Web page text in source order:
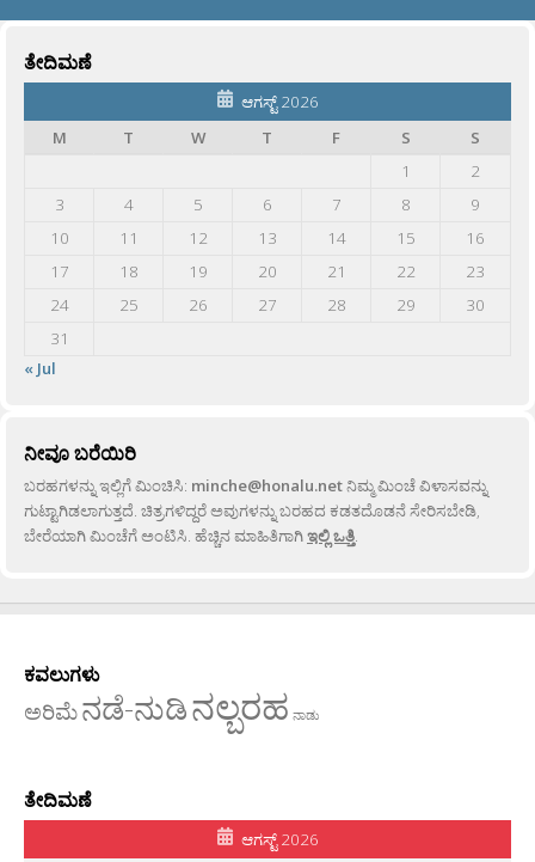
ತೇದಿಮಣೆ
ಆಗಸ್ಟ್ 2026
M
T W T F S
S
1
2
3
4 5 6 7 8
9
10
11 12 13 14 15
16
17
18 19 20 21 22
23
24
25 26 27 28 29
30
31
« Jul
ನೀವೂ ಬರೆಯಿರಿ
ಬರಹಗಳನ್ನು ಇಲ್ಲಿಗೆ ಮಿಂಚಿಸಿ: minche@honalu.netನಿಮ್ಮ ಮಿಂಚೆ ವಿಳಾಸವನ್ನು
ಗುಟ್ಟಾಗಿಡಲಾಗುತ್ತದೆ. ಚಿತ್ರಗಳಿದ್ದರೆ ಅವುಗಳನ್ನು ಬರಹದ ಕಡತದೊಡನೆ ಸೇರಿಸಬೇಡಿ,
ಬೇರೆಯಾಗಿ ಮಿಂಚೆಗೆ ಅಂಟಿಸಿ. ಹೆಚ್ಚಿನ ಮಾಹಿತಿಗಾಗಿಇಲ್ಲಿ ಒತ್ತಿ.
ಕವಲುಗಳು
ಅರಿಮೆನಡೆ-ನುಡಿನಲ್ಬರಹ ನಾಡು
ತೇದಿಮಣೆ
ಆಗಸ್ಟ್ 2026